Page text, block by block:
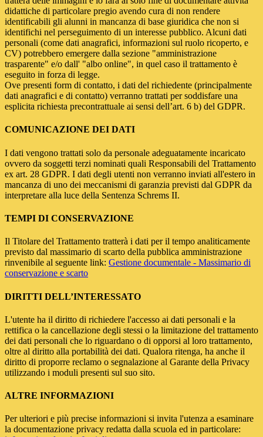
didattiche di particolare pregio avendo cura di non rendere
identificabili gli alunni in mancanza di base giuridica che non si
identifichi nel perseguimento di un interesse pubblico. Alcuni dati
personali (come dati anagrafici, informazioni sul ruolo ricoperto, e
CV) potrebbero emergere dalla sezione "amministrazione
trasparente" e/o dall' "albo online", in quel caso il trattamento è
eseguito in forza di legge.
Ove presenti form di contatto, i dati del richiedente (principalmente
dati anagrafici e di contatto) verranno trattati per soddisfare una
esplicita richiesta precontrattuale ai sensi dell’art. 6 b) del GDPR.
COMUNICAZIONE DEI DATI
I dati vengono trattati solo da personale adeguatamente incaricato
ovvero da soggetti terzi nominati quali Responsabili del Trattamento
ex art. 28 GDPR. I dati degli utenti non verranno inviati all'estero in
mancanza di uno dei meccanismi di garanzia previsti dal GDPR da
interpretare alla luce della Sentenza Schrems II.
TEMPI DI CONSERVAZIONE
Il Titolare del Trattamento tratterà i dati per il tempo analiticamente
previsto dal massimario di scarto della pubblica amministrazione
rinvenibile al seguente link: Gestione documentale - Massimario di
conservazione e scarto
DIRITTI DELL’INTERESSATO
L'utente ha il diritto di richiedere l'accesso ai dati personali e la
rettifica o la cancellazione degli stessi o la limitazione del trattamento
dei dati personali che lo riguardano o di opporsi al loro trattamento,
oltre al diritto alla portabilità dei dati. Qualora ritenga, ha anche il
diritto di proporre reclamo o segnalazione al Garante della Privacy
utilizzando i moduli presenti sul suo sito.
ALTRE INFORMAZIONI
Per ulteriori e più precise informazioni si invita l'utenza a esaminare
la documentazione privacy redatta dalla scuola ed in particolare: